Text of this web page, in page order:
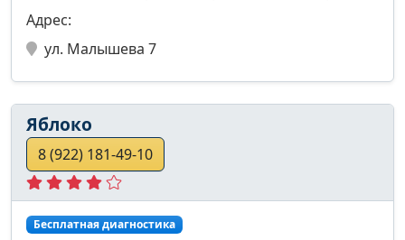
Адрес:
ул. Малышева 7
Яблоко
8 (922) 181-49-10
Бесплатная диагностика